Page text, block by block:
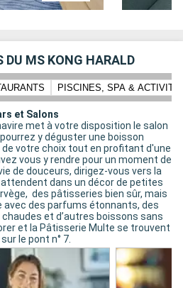
DU MS KONG HARALD
PISCINES, SPA &
et Salons
met à votre disposition le salon
y déguster une boisson
votre choix tout en profitant d'une
vous y rendre pour un moment de
de douceurs, dirigez-vous vers la
dans un décor de petites
des pâtisseries bien sûr, mais
avec des parfums étonnants, des
et d’autres boissons sans
et la Pâtisserie Multe se trouvent
le pont n° 7.